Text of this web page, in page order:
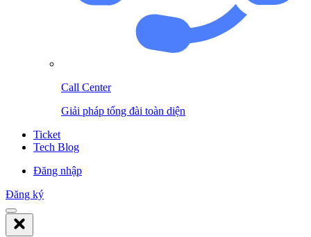
Call Center
Giải pháp tổng đài toàn diện
Ticket
Tech Blog
Đăng nhập
Đăng ký